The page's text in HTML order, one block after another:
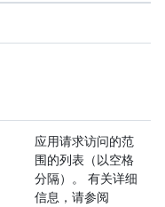
应用请求访问的范
围的列表（以空格
分隔）。 有关详细
信息，请参阅